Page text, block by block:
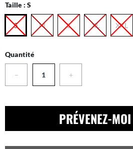
Taille : S
S M L XL XXL
Quantité
− +
PRÉVENEZ-MOI